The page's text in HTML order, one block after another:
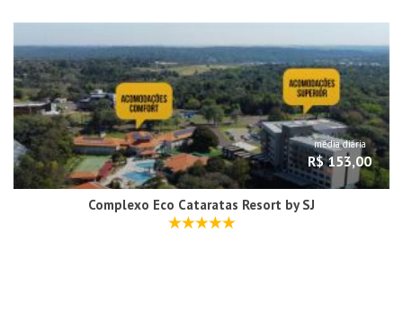
média diária
R$ 153,00
Complexo Eco Cataratas Resort by SJ